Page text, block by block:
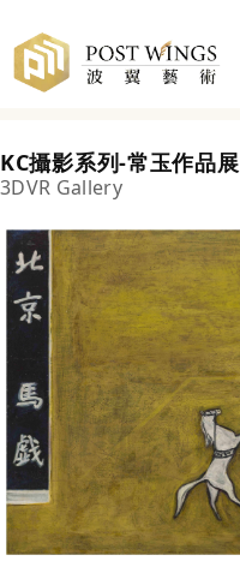
KC攝影系列-常玉作品展
3DVR Gallery